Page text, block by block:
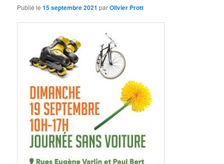
Publié le15 septembre 2021 parOlivier Prott